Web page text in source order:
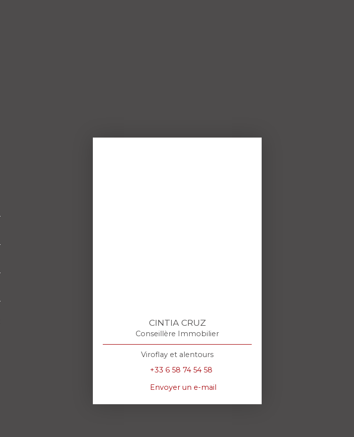
CINTIA CRUZ
Conseillère Immobilier
Viroflay et alentours
+33 6 58 74 54 58
Envoyer un e-mail